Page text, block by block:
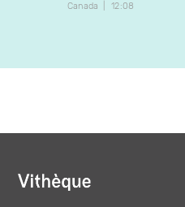
Canada
12:08